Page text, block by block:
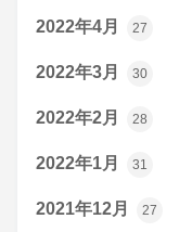
2022年4月 27
2022年3月 30
2022年2月 28
2022年1月 31
2021年12月 27